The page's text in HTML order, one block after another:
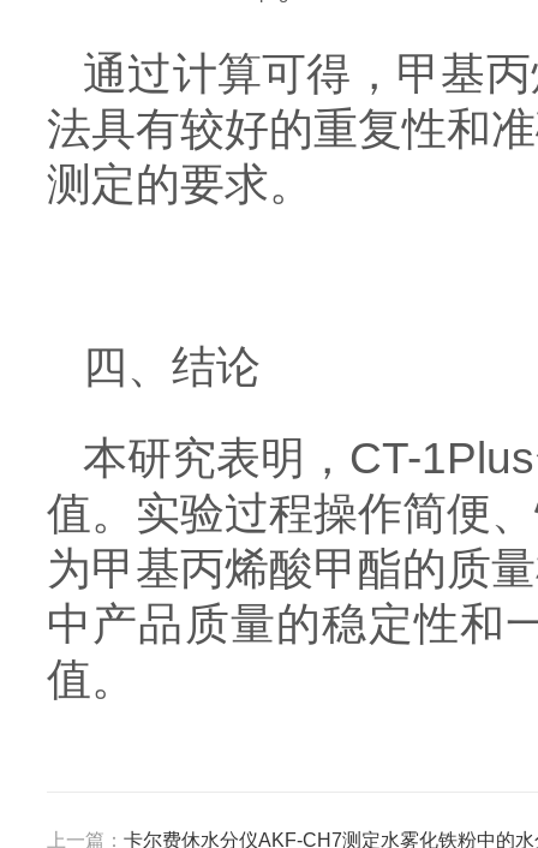
通过计算可得，甲基
法具有较好的重复性和
测定的要求。
四、结论
本研究表明，CT-
值。实验过程操作简便
为甲基丙烯酸甲酯的质
中产品质量的稳定性和
值。
上一篇： 卡尔费休水分仪AKF-CH7测定水雾化铁粉中的